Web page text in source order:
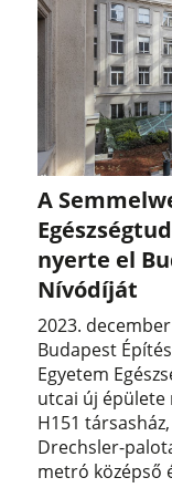
A
nyerte el
Nívódíját
2023.
Budapest
Egyetem
utcai új épülete
H151
Drechsler-
metró középső